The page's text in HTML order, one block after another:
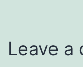
Leave a